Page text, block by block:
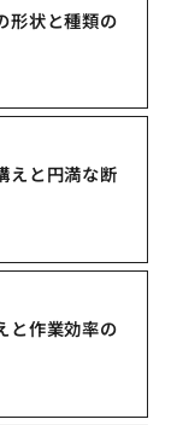
形状と種類の
えと円満な断
と作業効率の